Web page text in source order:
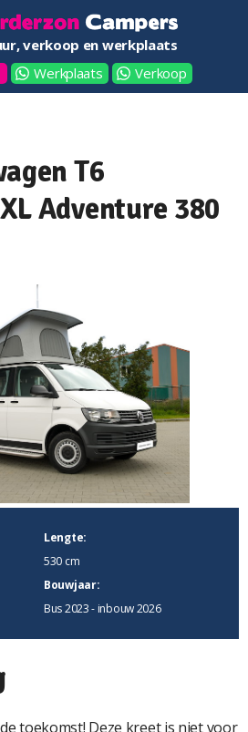
verkoop en werkplaats
Werkplaats Verkoop
T6
Adventure 380
Lengte:
530 cm
Bouwjaar:
Bus 2023 - inbouw 2026
toekomst! Deze kreet is niet voor